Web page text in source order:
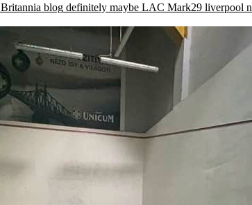
Britannia blog definitely maybe LAC Mark29 liverpool